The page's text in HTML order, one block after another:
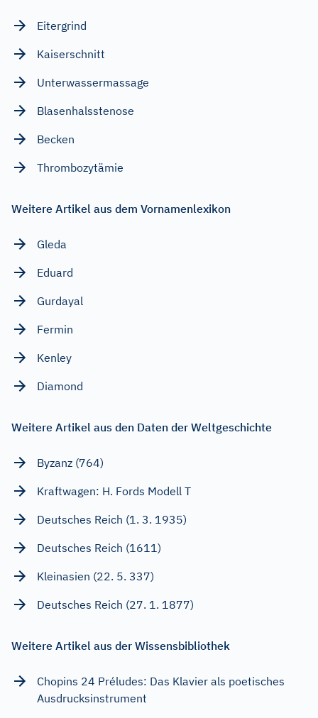
Eitergrind
Kaiserschnitt
Unterwassermassage
Blasenhalsstenose
Becken
Thrombozytämie
Weitere Artikel aus dem Vornamenlexikon
Gleda
Eduard
Gurdayal
Fermin
Kenley
Diamond
Weitere Artikel aus den Daten der Weltgeschichte
Byzanz (764)
Kraftwagen: H. Fords Modell T
Deutsches Reich (1. 3. 1935)
Deutsches Reich (1611)
Kleinasien (22. 5. 337)
Deutsches Reich (27. 1. 1877)
Weitere Artikel aus der Wissensbibliothek
Chopins 24 Préludes: Das Klavier als poetisches
Ausdrucksinstrument